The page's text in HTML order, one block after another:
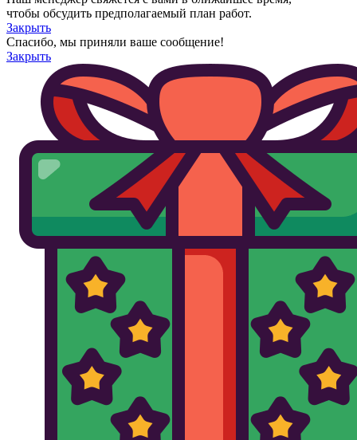
чтобы обсудить предполагаемый план работ.
Закрыть
Спасибо, мы приняли ваше сообщение!
Закрыть